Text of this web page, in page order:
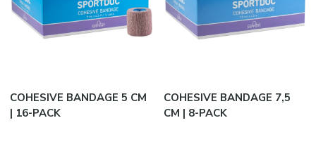
Varumärken
COHESIVE BANDAGE 5 CM
| 16-PACK
COHESIVE BANDAGE 7,5
CM | 8-PACK